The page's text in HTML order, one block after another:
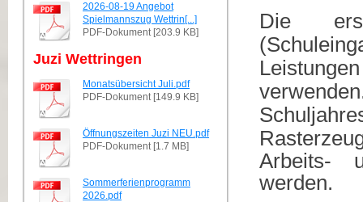
2026-08-19 Angebot
Spielmannszug Wettrin[...]
PDF-Dokument [203.9 KB]
Juzi Wettringen
Monatsübersicht Juli.pdf
PDF-Dokument [149.9 KB]
Öffnungszeiten Juzi NEU.pdf
PDF-Dokument [1.7 MB]
Sommerferienprogramm
2026.pdf
Die
Arbeits-
werden.